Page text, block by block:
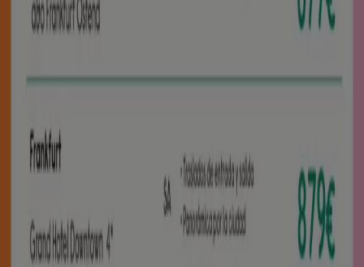
tecnológica que está reinventando las compras locales
Tiendeo
Soluciones para empresas
Noticias y prensa
Trabaja con nosotros